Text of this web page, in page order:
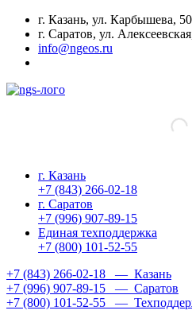
г. Казань, ул. Карбышева,
г. Саратов, ул.
info@ngeos.ru
г. Казань
+7 (843) 266-02-18
г. Саратов
+7 (996) 907-89-15
Единая техподдержка
+7 (800) 101-52-55
+7 (843) 266-02-18 — Казань
+7 (996) 907-89-15 — Саратов
+7 (800) 101-52-55 —